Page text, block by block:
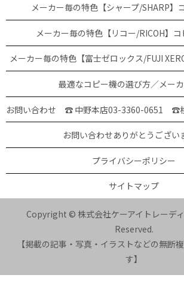
メーカー毎の特色【シャープ/SHARP】
メーカー毎の特色【リコー/RICOH】
メーカー毎の特色【富士ゼロックス/FUJI
最適なコピー機の選び方／メー
お問い合わせ ☎ 中野本店03-3360-0651 ☎
お問い合わせありがとうござい
プライバシーポリシー
サイトマップ
Copyright © 株式会社ケーアイトレーデ
Reserved.
【掲載の記事・写真・イラストなどの無断
す】